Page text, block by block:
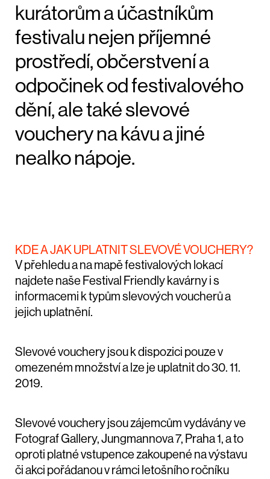
kurátorům a účastníkům
festivalu nejen příjemné
prostředí, občerstvení a
odpočinek od festivalového
dění, ale také slevové
vouchery na kávu a jiné
nealko nápoje.
KDE A JAK UPLATNIT SLEVOVÉ VOUCHERY?
V přehledu a na mapě festivalových lokací
najdete naše Festival Friendly kavárny i s
informacemi k typům slevových voucherů a
jejich uplatnění.
Slevové vouchery jsou k dispozici pouze v
omezeném množství a lze je uplatnit do 30. 11.
2019.
Slevové vouchery jsou zájemcům vydávány ve
Fotograf Gallery, Jungmannova 7, Praha 1, a to
oproti platné vstupence zakoupené na výstavu
či akci pořádanou v rámci letošního ročníku